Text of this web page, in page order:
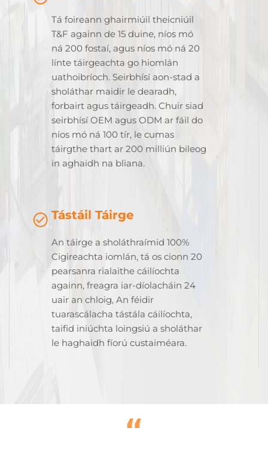
Tá foireann ghairmiúil theicniúil
T&F againn de 15 duine, níos mó
ná 200 fostaí, agus níos mó ná 20
línte táirgeachta go hiomlán
uathoibríoch. Seirbhísí aon-stad a
sholáthar maidir le dearadh,
forbairt agus táirgeadh. Chuir siad
seirbhísí OEM agus ODM ar fáil do
níos mó ná 100 tír, le cumas
táirgthe thart ar 200 milliún bileog
in aghaidh na bliana.
Tástáil Táirge
An táirge a sholáthraímid 100%
Cigireachta iomlán, tá os cionn 20
pearsanra rialaithe cáilíochta
againn, freagra iar-díolacháin 24
uair an chloig, An féidir
tuarascálacha tástála cáilíochta,
taifid iniúchta loingsiú a sholáthar
le haghaidh fíorú custaiméara.
“